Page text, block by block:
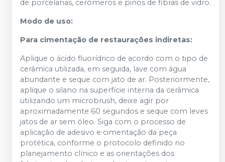
de porcelanas, cerômeros e pinos de fibras de vidro.
Modo de uso:
Para cimentação de restaurações indiretas:
Aplique o ácido fluorídrico de acordo com o tipo de
cerâmica utilizada, em seguida, lave com água
abundante e seque com jato de ar. Posteriormente,
aplique o silano na superfície interna da cerâmica
utilizando um microbrush, deixe agir por
aproximadamente 60 segundos e seque com leves
jatos de ar sem óleo. Siga com o processo de
aplicação de adesivo e cimentação da peça
protética, conforme o protocolo definido no
planejamento clínico e as orientações dos